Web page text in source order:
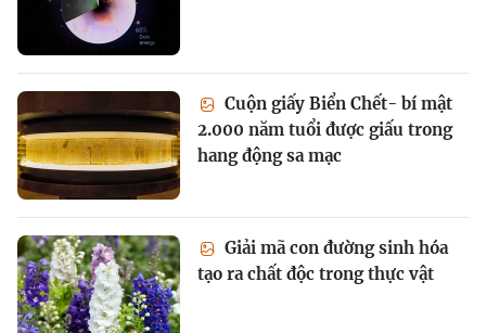
Cuộn giấy Biển Chết- bí mật
2.000 năm tuổi được giấu trong
hang động sa mạc
Giải mã con đường sinh hóa
tạo ra chất độc trong thực vật